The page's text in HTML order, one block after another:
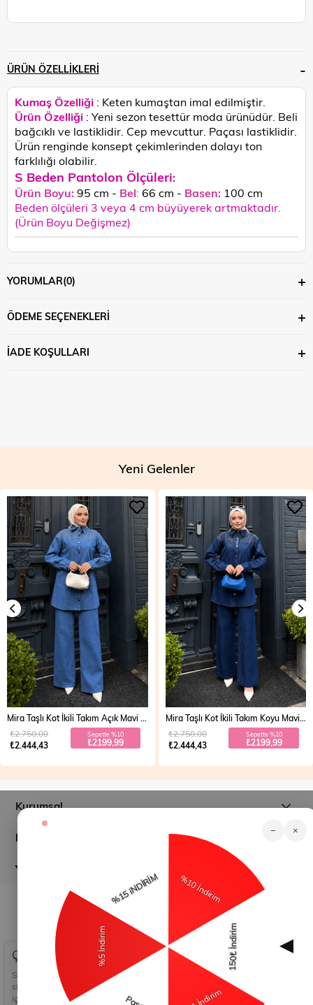
ÜRÜN ÖZELLIKLERI
Kumaş Özelliği : Keten kumaştan imal edilmiştir.
Ürün Özelliği : Yeni sezon tesettür moda ürünüdür. Beli
bağcıklı ve lastiklidir. Cep mevcuttur. Paçası lastiklidir.
Ürün renginde konsept çekimlerinden dolayı ton
farklılığı olabilir.
S Beden Pantolon Ölçüleri:
Ürün Boyu:95 cm - Bel: 66 cm - Basen: 100 cm
Beden ölçüleri 3 veya 4 cm büyüyerek artmaktadır.
(Ürün Boyu Değişmez)
YORUMLAR(0)
ÖDEME SEÇENEKLERI
İADE KOŞULLARI
Yeni Gelenler
₺2.444,43
₺2.750,00 Sepette %10
₺2199,99
Mira Taşlı Kot İkili Takım Koyu Mavi 19286
₺2.444,43
₺2.750,00 Sepette %10
₺2199,99
Kurumsal
Müşteri İlişkileri
Yardım
modamihram.com - Tüm Hakları Saklıdır.
Çerez Kullanımı
Sizlere en iyi alışveriş deneyimini sunabilmek adına
sitemizde çerezler(cookies) kullanmaktayız. Detaylı bilgi
için Kvkk sözleşmesini inceleyebilirsiniz.
− ×